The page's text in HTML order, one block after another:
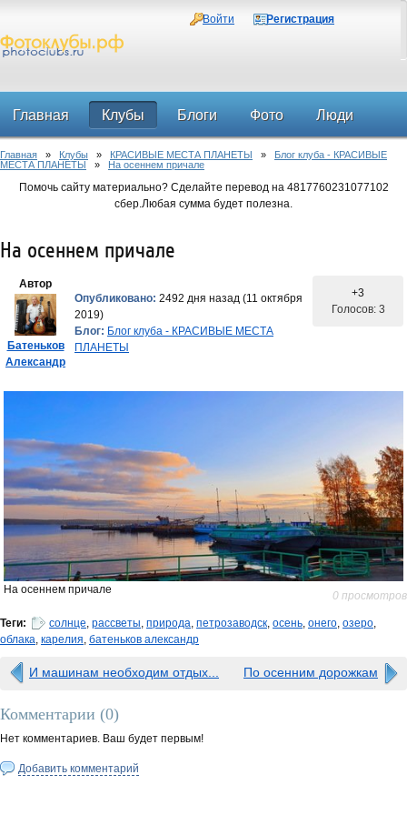
Войти Регистрация
Главная Клубы Блоги Фото Люди
Форум
Главная » Клубы » КРАСИВЫЕ МЕСТА ПЛАНЕТЫ » Блог клуба - КРАСИВЫЕ
МЕСТА ПЛАНЕТЫ » На осеннем причале
Помочь сайту материально? Сделайте перевод на 4817760231077102
сбер.Любая сумма будет полезна.
На осеннем причале
Автор
Батеньков
Александр
Опубликовано: 2492 дня назад (11 октября
2019)
Блог: Блог клуба - КРАСИВЫЕ МЕСТА
ПЛАНЕТЫ
+3
Голосов: 3
На осеннем причале 0 просмотров
Теги: солнце рассветы природа петрозаводск осень онего озеро
облака карелия батеньков александр
И машинам необходим отдых... По осенним дорожкам
Комментарии (0)
Нет комментариев. Ваш будет первым!
Добавить комментарий